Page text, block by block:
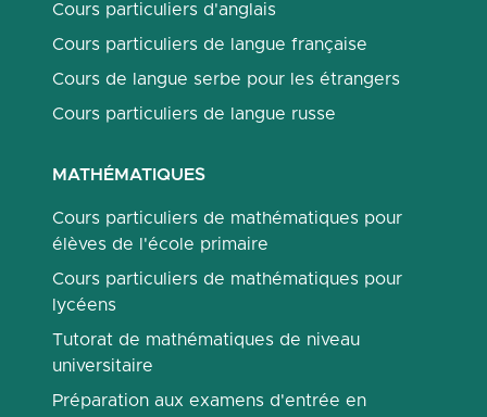
Cours particuliers d'anglais
Cours particuliers de langue française
Cours de langue serbe pour les étrangers
Cours particuliers de langue russe
MATHÉMATIQUES
Cours particuliers de mathématiques pour
élèves de l'école primaire
Cours particuliers de mathématiques pour
lycéens
Tutorat de mathématiques de niveau
universitaire
Préparation aux examens d'entrée en